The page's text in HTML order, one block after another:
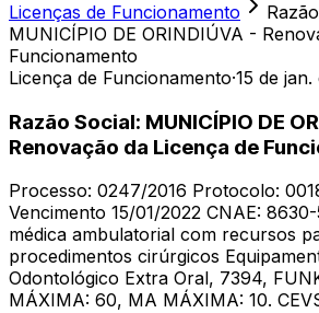
Licenças de Funcionamento
MUNICÍPIO DE ORINDIÚVA -
Funcionamento
Licença de Funcionamento·15 de jan.
Razão Social: MUNICÍPIO DE
Renovação da Licença de
Processo: 0247/2016 Protocolo:
Vencimento 15/01/2022 CNAE:
médica ambulatorial com recursos
procedimentos cirúrgicos
Odontológico Extra Oral, 7394,
MÁXIMA: 60, MA MÁXIMA: 10.